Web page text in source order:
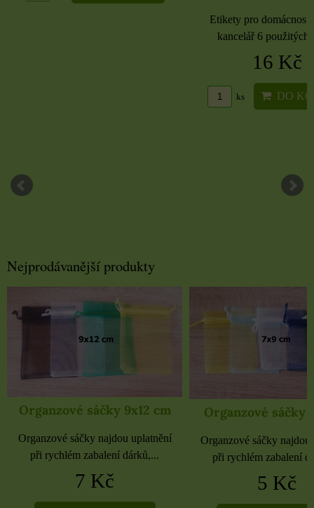
Etikety pro
kancelář 6 použitých
16 Kč
ks DO
Nejprodávanější produkty
Organzové sáčky 9x12 cm
Organzové sáčky najdou uplatnění
při rychlém zabalení dárků,...
7 Kč
Organzové sáčky
Organzové sáčky najdou
při rychlém zabalení
5 Kč